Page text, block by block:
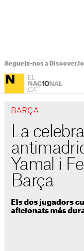
Segueix-nos a Discover
BARÇA
La
Yamal i
Barça
Els dos jugadors
aficionats més